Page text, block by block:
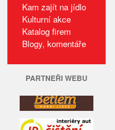
Kam zajít na jídlo
Kulturní akce
Katalog firem
Blogy, komentáře
PARTNEŘI WEBU